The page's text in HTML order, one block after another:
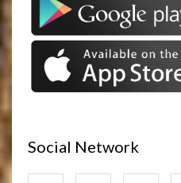
Social Network